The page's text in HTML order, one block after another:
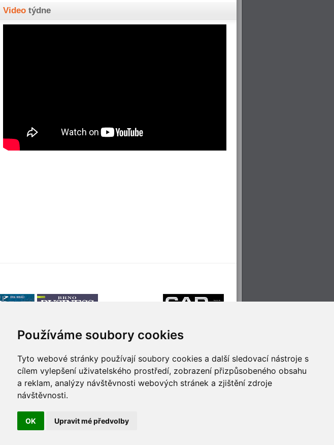
Používáme soubory cookies
Tyto webové stránky používají soubory cookies a další sledovací nástroje s
cílem vylepšení uživatelského prostředí, zobrazení přizpůsobeného obsahu
a reklam, analýzy návštěvnosti webových stránek a zjištění zdroje
návštěvnosti.
OK Upravit mé předvolby
Video týdne
světem
Děláme Brno větší Příjemné cestování
Technologie pro
údajů